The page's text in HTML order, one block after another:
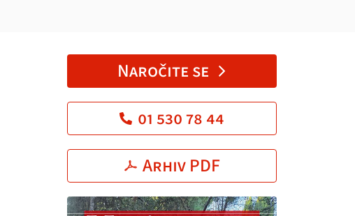
Naročite se
01 530 78 44
Arhiv PDF